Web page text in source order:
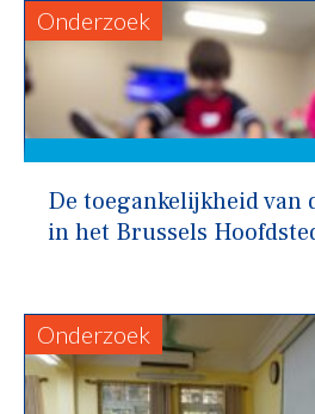
Onderzoek
De toegankelijkheid van
in het Brussels
Onderzoek